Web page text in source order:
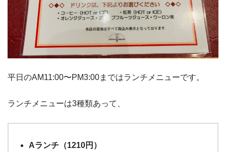
平日のAM11:00〜PM3:00まではランチメニューです。
ランチメニューは3種類あって、
Aランチ（1210円）